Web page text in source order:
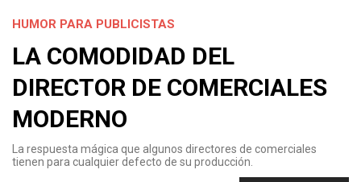
HUMOR PARA PUBLICISTAS
LA COMODIDAD DEL
DIRECTOR DE COMERCIALES
MODERNO
La respuesta mágica que algunos directores de comerciales
tienen para cualquier defecto de su producción.